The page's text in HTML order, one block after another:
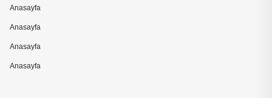
Anasayfa
Anasayfa
Anasayfa
Anasayfa